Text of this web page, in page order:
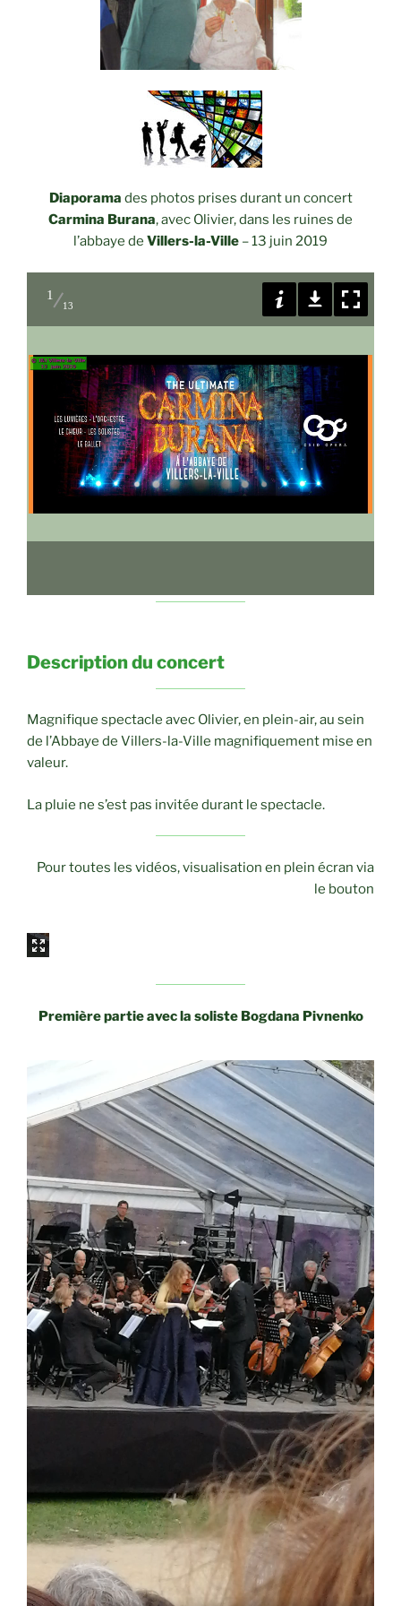
Diaporama des photos prises durant un concert
Carmina Burana, avec Olivier, dans les ruines de
l’abbaye de Villers-la-Ville – 13 juin 2019
1
13
Description du concert
Magnifique spectacle avec Olivier, en plein-air, au sein
de l’Abbaye de Villers-la-Ville magnifiquement mise en
valeur.
La pluie ne s’est pas invitée durant le spectacle.
Pour toutes les vidéos, visualisation en plein écran via
le bouton
Première partieavec la soliste Bogdana Pivnenko